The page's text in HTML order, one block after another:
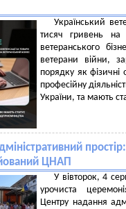
Український
тисяч гривень на
ветеранського
ветерани війни,
порядку як фізичні
професійну
України, та мають
ЦНАП
У вівторок, 4
урочиста
Центру надання